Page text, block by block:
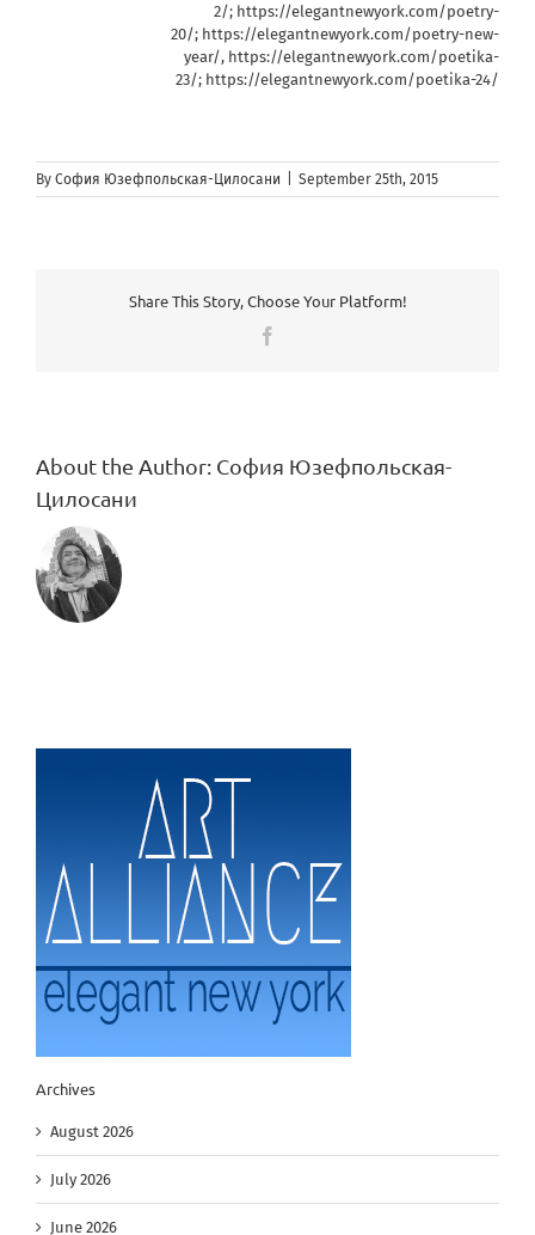
2/; https://elegantnewyork.com/poetry-
20/; https://elegantnewyork.com/poetry-new-
year/, https://elegantnewyork.com/poetika-
23/; https://elegantnewyork.com/poetika-24/
By София Юзефпольская-Цилосани September 25th, 2015
Share This Story, Choose Your Platform!
About the Author: София Юзефпольская-
Цилосани
Archives
August 2026
July 2026
June 2026